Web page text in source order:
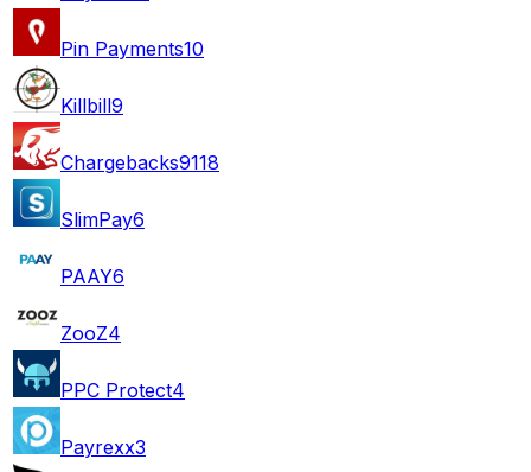
Pin Payments10
Killbill9
Chargebacks9118
SlimPay6
PAAY6
ZooZ4
PPC Protect4
Payrexx3